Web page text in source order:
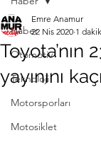
Haber
Otomotiv
Teknoloji
Motorsporları
Motosiklet
Toyota’nın
yayınını
Emre Anamur
22 Nis 2020 1